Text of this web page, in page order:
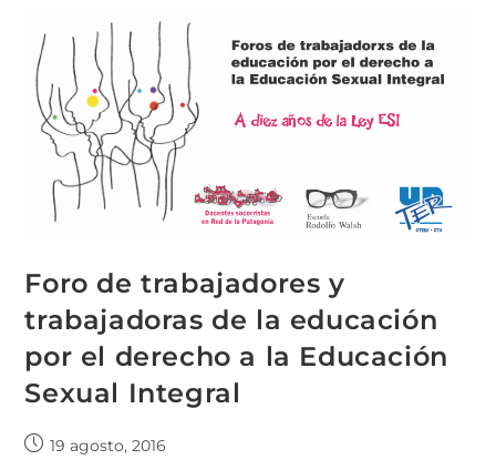
Foro de trabajadores y
trabajadoras de la educación
por el derecho a la Educación
Sexual Integral
19 agosto, 2016